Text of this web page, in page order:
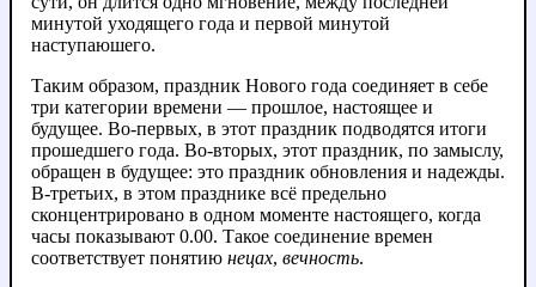
минутой уходящего года и первой минутой
наступаюшего.
Таким образом, праздник Нового года соединяет в себе
три категории времени — прошлое, настоящее и
будущее. Во-первых, в этот праздник подводятся итоги
прошедшего года. Во-вторых, этот праздник, по замыслу,
обращен в будущее: это праздник обновления и надежды.
В-третьих, в этом празднике всё предельно
сконцентрировано в одном моменте настоящего, когда
часы показывают 0.00. Такое соединение времен
соответствует понятию нецах, вечность.